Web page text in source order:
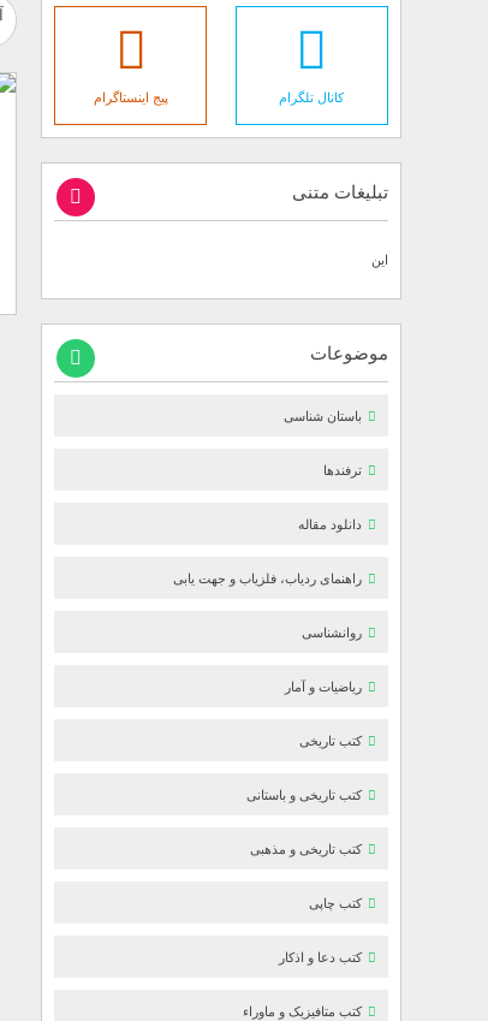
کانال تلگرام پیج اینستاگرام
تبلیغات متنی
این
موضوعات
باستان شناسی
ترفندها
دانلود مقاله
راهنمای ردیاب، فلزیاب و جهت یابی
روانشناسی
ریاضیات و آمار
کتب تاریخی
کتب تاریخی و باستانی
کتب تاریخی و مذهبی
کتب چاپی
کتب دعا و اذکار
کتب متافیزیک و ماوراء